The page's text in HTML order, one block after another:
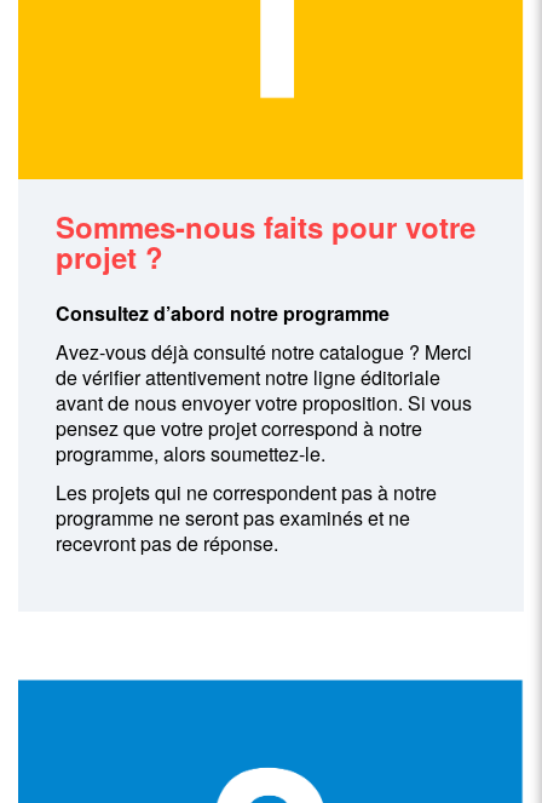
Sommes-nous faits pour votre
projet ?
Consultez d’abord notre programme
Avez-vous déjà consulté notre catalogue ? Merci
de vérifier attentivement notre ligne éditoriale
avant de nous envoyer votre proposition. Si vous
pensez que votre projet correspond à notre
programme, alors soumettez-le.
Les projets qui ne correspondent pas à notre
programme ne seront pas examinés et ne
recevront pas de réponse.